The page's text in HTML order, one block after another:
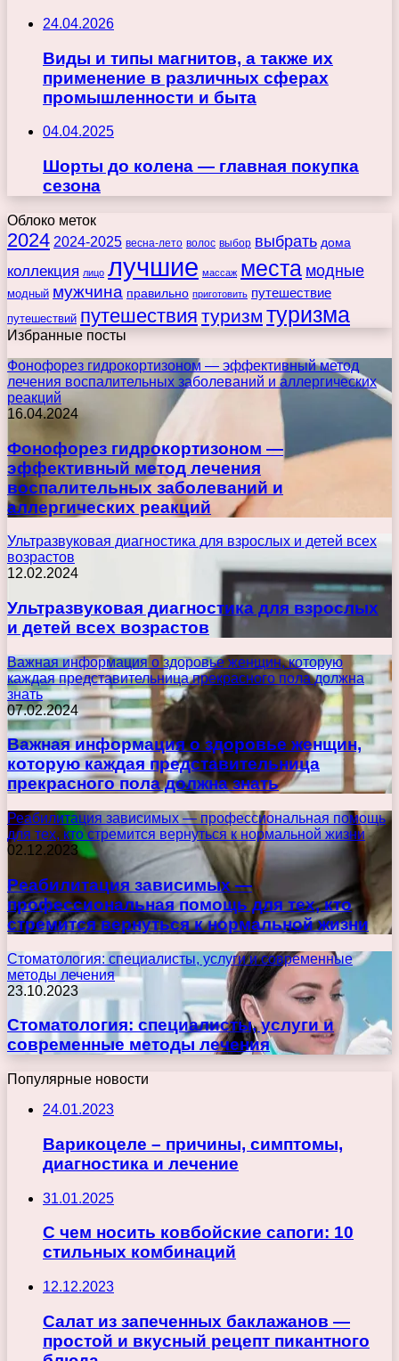
24.04.2026
Виды и типы магнитов, а также их
применение в различных сферах
промышленности и быта
04.04.2025
Шорты до колена — главная покупка
сезона
Облоко меток
2024 2024-2025 весна-лето волос выбор выбрать дома
коллекция лицо лучшие массаж места модные
модный мужчина правильно приготовить путешествие
путешествий путешествия туризм туризма
Избранные посты
Фонофорез гидрокортизоном — эффективный метод
лечения воспалительных заболеваний и аллергических
реакций
16.04.2024
Фонофорез гидрокортизоном —
эффективный метод лечения
воспалительных заболеваний и
аллергических реакций
Ультразвуковая диагностика для взрослых и детей всех
возрастов
12.02.2024
Ультразвуковая диагностика для взрослых
и детей всех возрастов
Важная информация о здоровье женщин, которую
каждая представительница прекрасного пола должна
знать
07.02.2024
Важная информация о здоровье женщин,
которую каждая представительница
прекрасного пола должна знать
Реабилитация зависимых — профессиональная помощь
для тех, кто стремится вернуться к нормальной жизни
02.12.2023
Реабилитация зависимых —
профессиональная помощь для тех, кто
стремится вернуться к нормальной жизни
Стоматология: специалисты, услуги и современные
методы лечения
23.10.2023
Стоматология: специалисты, услуги и
современные методы лечения
Популярные новости
24.01.2023
Варикоцеле – причины, симптомы,
диагностика и лечение
31.01.2025
С чем носить ковбойские сапоги: 10
стильных комбинаций
12.12.2023
Салат из запеченных баклажанов —
простой и вкусный рецепт пикантного